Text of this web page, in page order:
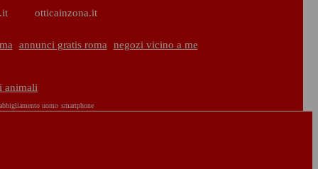
otticainzona.it
annunci gratis roma
negozi vicino a me
animali
abbigliamento uomo smartphone